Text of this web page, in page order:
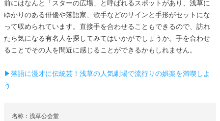
前にはなんと「スターの広場」と呼ばれるスポットがあり、浅草に
ゆかりのある俳優や落語家、歌手などのサインと手形がセットにな
って収められています。直接手を合わせることもできるので、訪れ
たら気になる有名人を探してみてはいかがでしょうか。手を合わせ
ることでその人を間近に感じることができるかもしれません。
▶落語に漫才に伝統芸！浅草の人気劇場で流行りの娯楽を満喫しよ
う
名称：浅草公会堂